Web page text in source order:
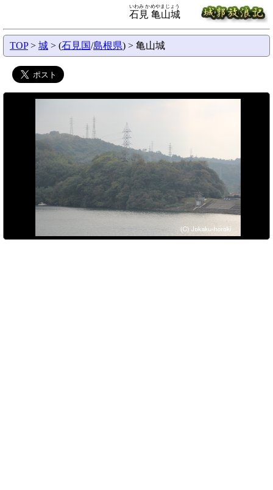
石見 亀山城
いわみ かめやまじょう
TOP> 城 > (石見国/島根県) > 亀山城